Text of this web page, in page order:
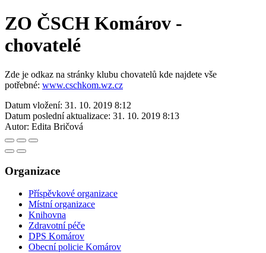
ZO ČSCH Komárov -
chovatelé
Zde je odkaz na stránky klubu chovatelů kde najdete vše
potřebné: www.cschkom.wz.cz
Datum vložení: 31. 10. 2019 8:12
Datum poslední aktualizace: 31. 10. 2019 8:13
Autor: Edita Bričová
Organizace
Příspěvkové organizace
Místní organizace
Knihovna
Zdravotní péče
DPS Komárov
Obecní policie Komárov